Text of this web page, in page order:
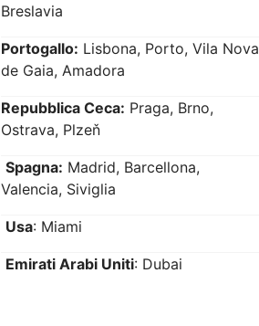
Breslavia
Portogallo: Lisbona, Porto, Vila Nova
de Gaia, Amadora
Repubblica Ceca: Praga, Brno,
Ostrava, Plzeň
Spagna: Madrid, Barcellona,
Valencia, Siviglia
Usa: Miami
Emirati Arabi Uniti: Dubai